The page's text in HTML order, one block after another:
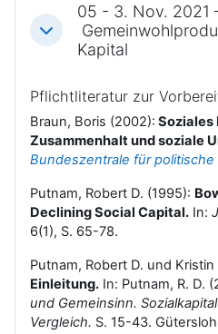
Einklappen
05 - 3. Nov. 2021
Kapital
Pflichtliteratur zur
Braun, Boris (2002): Soziales
Zusammenhalt und soziale
Bundeszentrale für politische
Putnam, Robert D. (1995):
Declining Social Capital. In:
6(1), S. 65-78.
Putnam, Robert D. und
Einleitung. In: Putnam, R. D.
und Gemeinsinn.
Vergleich. S. 15-43.